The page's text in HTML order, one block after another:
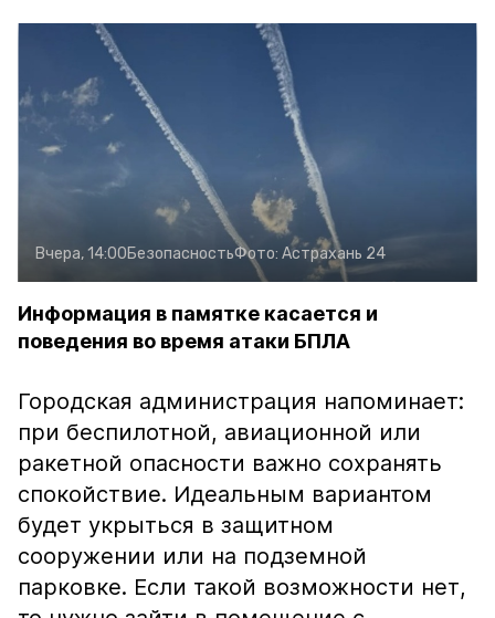
Вчера, 14:00БезопасностьФото: Астрахань 24
Информация в памятке касается и
поведения во время атаки БПЛА
Городская администрация напоминает:
при беспилотной, авиационной или
ракетной опасности важно сохранять
спокойствие. Идеальным вариантом
будет укрыться в защитном
сооружении или на подземной
парковке. Если такой возможности нет,